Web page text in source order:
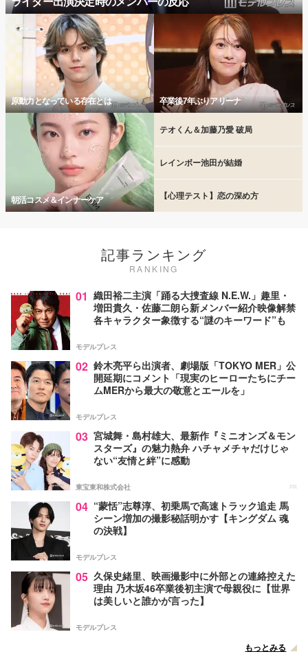
原動力となっている存在とは 卒業後7年ぶりアリーナ
朝活コスメ＆インナーケア
テオくん＆加藤乃愛 破局
レインボー池田が結婚
【心理テスト】恋の深め方
記事ランキング
RANKING
01 織田裕二主演「踊る大捜査線 N.E.W.」趣里・
増田貴久・佐藤二朗ら新メンバー紹介映像解禁
各キャラクター象徴する“謎のキーワード”も
モデルプレス
02 鈴木亮平ら出演者、劇場版「TOKYO MER」公
開延期にコメント「現実のヒーローたちにチー
ムMERから最大の敬意とエールを」
モデルプレス
03 宮城舞・島村雄大、最新作『ミニオンズ＆モン
スターズ』の魅力熱弁 ハチャメチャだけじゃ
ない“友情と絆”に感動
東宝東和株式会社 PR
04 “蒙恬”志尊淳、初乗馬で高速トラック追走 馬
シーン増加の撮影秘話明かす【キングダム 魂
の決戦】
モデルプレス
05 久保史緒里、映画撮影中に外部との連絡控えた
理由 乃木坂46卒業後初主演で母親役に【世界
は美しいと誰かが言った】
モデルプレス
もっとみる